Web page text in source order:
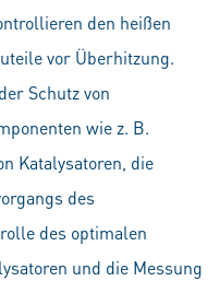
den heißen
vor Überhitzung.
Schutz von
wie z. B.
Katalysatoren, die
des
des optimalen
und die Messung